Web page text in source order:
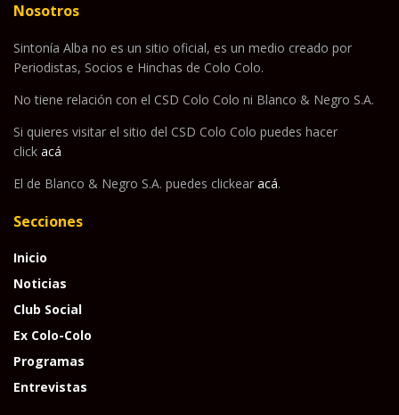
Nosotros
Sintonía Alba no es un sitio oficial, es un medio creado por
Periodistas, Socios e Hinchas de Colo Colo.
No tiene relación con el CSD Colo Colo ni Blanco & Negro S.A.
Si quieres visitar el sitio del CSD Colo Colo puedes hacer
click acá
El de Blanco & Negro S.A. puedes clickear acá.
Secciones
Inicio
Noticias
Club Social
Ex Colo-Colo
Programas
Entrevistas